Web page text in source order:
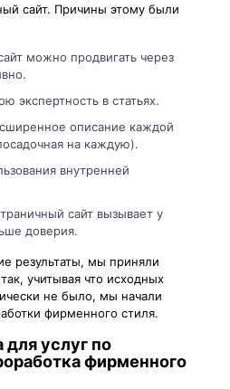
сайт. Причины этому были
можно продвигать через
экспертность в статьях.
описание каждой
на каждую).
внутренней
сайт вызывает у
доверия.
результаты, мы приняли
учитывая что исходных
не было, мы начали
фирменного стиля.
для услуг по
фирменного